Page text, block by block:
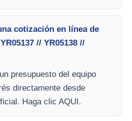
cotización en línea de
// YR05138 //
presupuesto del equipo
directamente desde
Haga clic AQUI.